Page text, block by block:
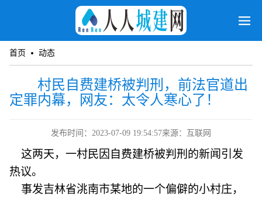
首页 动态
村民自费建桥被判刑，前法官道出
定罪内幕，网友：太令人寒心了！
发布时间：2023-07-09 19:54:57来源：互联网
这两天，一村民因自费建桥被判刑的新闻引发
热议。
事发吉林省洮南市某地的一个偏僻的小村庄，